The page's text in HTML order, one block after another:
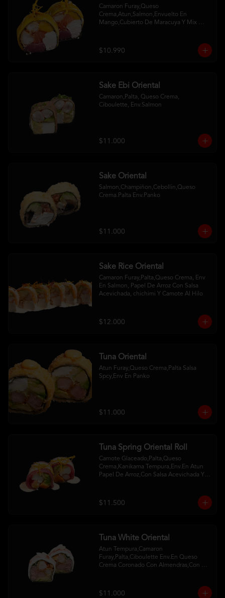
Camaron Furay,Queso
Crema,Atun,Salmon,Envuelto En
Mango,Cubierto De Maracuya Y Mix
$10.990
Sake Ebi Oriental
Camaron,Palta, Queso Crema,
Ciboulette, Env.Salmon
$11.000
Sake Oriental
Salmon,Champiñon,Cebollin,Queso
Crema.Palta Env.Panko
$11.000
Sake Rice Oriental
Camaron Furay,Palta,Queso Crema, Env
En Salmon, Papel De Arroz Con Salsa
Acevichada, chichimi Y Camote Al Hilo
$12.000
Tuna Oriental
Atun Furay,Queso Crema,Palta Salsa
Spcy,Env En Panko
$11.000
Tuna Spring Oriental Roll
Camote Glaceado,Palta,Queso
Crema,Kanikama Tempura,Env.En Atun
Papel De Arroz,Con Salsa Acevichada Y
$11.500
Tuna White Oriental
Atun Tempura,Camaron
Furay,Palta,Ciboulette Env.En Queso
Crema Coronado Con Almendras,Con
$11.000